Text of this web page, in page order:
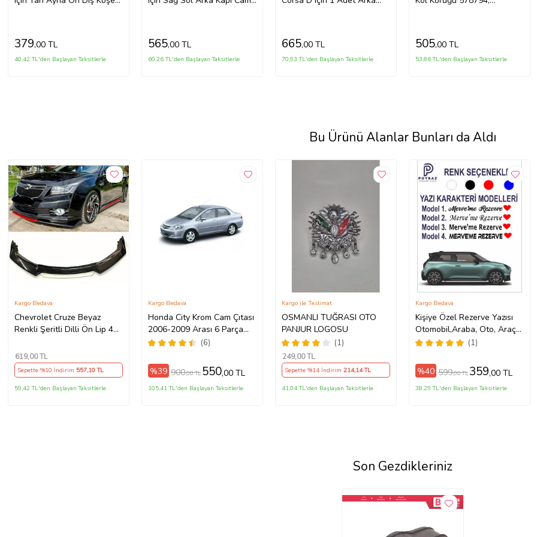
379,00 TL
40,42 TL'den Başlayan Taksitlerle
565,00 TL
60,26 TL'den Başlayan Taksitlerle
665,00 TL
70,93 TL'den Başlayan Taksitlerle
505,00 TL
53,86 TL'den Başlayan Taksitlerle
Bu Ürünü Alanlar Bunları da Aldı
Chevrolet Cruze Beyaz
Renkli Şeritli Dilli Ön Lip 4
Kargo Bedava
619,00 TL
Sepette %10 İndirim 557,10 TL
59,42 TL'den Başlayan Taksitlerle
Honda City Krom Cam Çıtası
2006-2009 Arası 6 Parça
Paslanmaz Çelik
(6)
Kargo Bedava
%39 900,00 TL 550,00 TL
105,41 TL'den Başlayan Taksitlerle
OSMANLI TUĞRASI OTO
PANJUR LOGOSU
(1)
Kargo ile Teslimat
249,00 TL
Sepette %14 İndirim 214,14 TL
41,04 TL'den Başlayan Taksitlerle
Kişiye Özel Rezerve Yazısı
Otomobil,Araba, Oto, Araç
Sticker (Parlak Beyaz)
(1)
Kargo Bedava
%40 599,00 TL 359,00 TL
38,29 TL'den Başlayan Taksitlerle
Son Gezdikleriniz